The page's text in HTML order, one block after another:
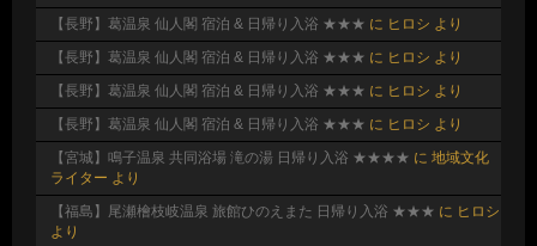
【長野】葛温泉 仙人閣 宿泊 & 日帰り入浴 ★★★ に ヒロシ より
【長野】葛温泉 仙人閣 宿泊 & 日帰り入浴 ★★★ に ヒロシ より
【長野】葛温泉 仙人閣 宿泊 & 日帰り入浴 ★★★ に ヒロシ より
【長野】葛温泉 仙人閣 宿泊 & 日帰り入浴 ★★★ に ヒロシ より
【宮城】鳴子温泉 共同浴場 滝の湯 日帰り入浴 ★★★★ に 地域文化
ライター より
【福島】尾瀬檜枝岐温泉 旅館ひのえまた 日帰り入浴 ★★★ に ヒロシ
より